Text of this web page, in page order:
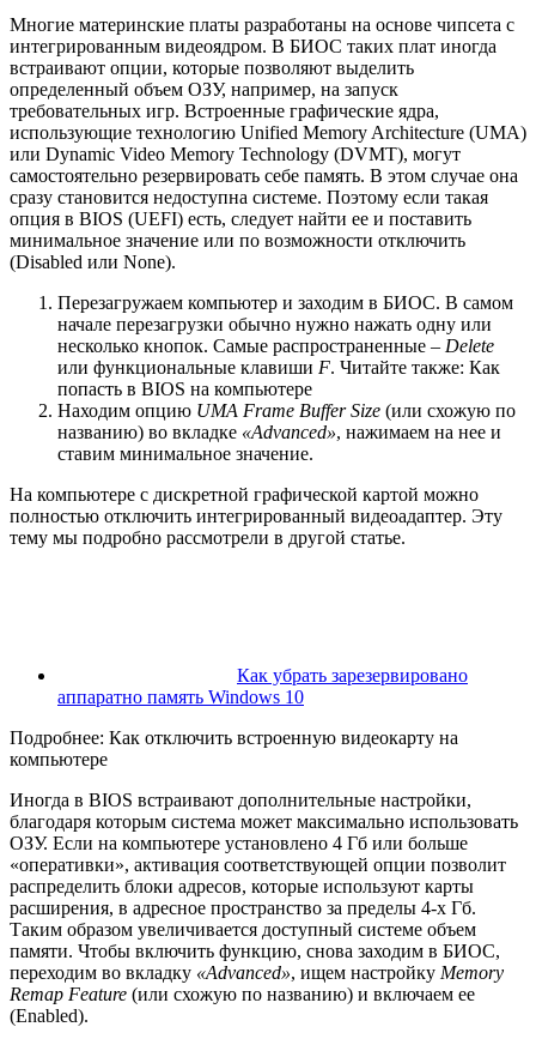
Многие материнские платы разработаны на основе чипсета с
интегрированным видеоядром. В БИОС таких плат иногда
встраивают опции, которые позволяют выделить
определенный объем ОЗУ, например, на запуск
требовательных игр. Встроенные графические ядра,
использующие технологию Unified Memory Architecture (UMA)
или Dynamic Video Memory Technology (DVMT), могут
самостоятельно резервировать себе память. В этом случае она
сразу становится недоступна системе. Поэтому если такая
опция в BIOS (UEFI) есть, следует найти ее и поставить
минимальное значение или по возможности отключить
(Disabled или None).
Перезагружаем компьютер и заходим в БИОС. В самом
начале перезагрузки обычно нужно нажать одну или
несколько кнопок. Самые распространенные – Delete
или функциональные клавиши F. Читайте также: Как
попасть в BIOS на компьютере
Находим опцию UMA Frame Buffer Size (или схожую по
названию) во вкладке «Advanced», нажимаем на нее и
ставим минимальное значение.
На компьютере с дискретной графической картой можно
полностью отключить интегрированный видеоадаптер. Эту
тему мы подробно рассмотрели в другой статье.
Как убрать зарезервировано
аппаратно память Windows 10
Подробнее: Как отключить встроенную видеокарту на
компьютере
Иногда в BIOS встраивают дополнительные настройки,
благодаря которым система может максимально использовать
ОЗУ. Если на компьютере установлено 4 Гб или больше
«оперативки», активация соответствующей опции позволит
распределить блоки адресов, которые используют карты
расширения, в адресное пространство за пределы 4-х Гб.
Таким образом увеличивается доступный системе объем
памяти. Чтобы включить функцию, снова заходим в БИОС,
переходим во вкладку «Advanced», ищем настройку Memory
Remap Feature (или схожую по названию) и включаем ее
(Enabled).